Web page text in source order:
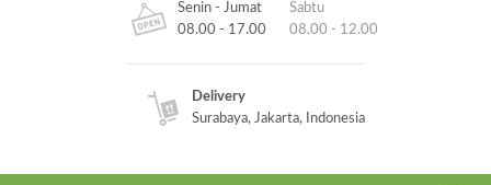
Senin - Jumat
08.00 - 17.00
Sabtu
08.00 - 12.00
Delivery
Surabaya, Jakarta, Indonesia